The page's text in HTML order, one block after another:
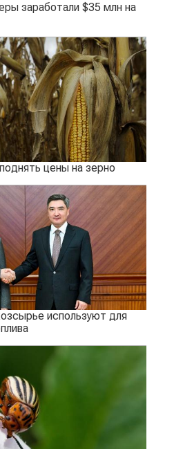
заработали $35 млн на
цены на зерно
используют для